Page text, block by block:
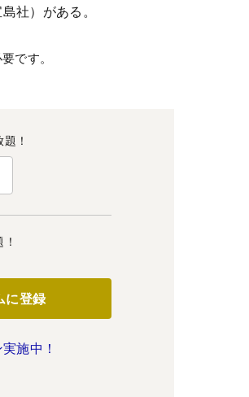
社）がある。
です。
！
に登録
施中！